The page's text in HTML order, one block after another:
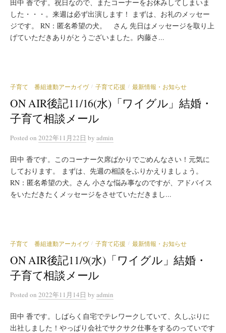
田中 香です。祝日なので、またコーナーをお休みしてしまいま
した・・・。来週は必ず出演します！ まずは、お礼のメッセー
ジです。 RN：匿名希望の犬。 さん 先日はメッセージを取り上
げていただきありがとうございました。内藤さ...
子育て 番組連動アーカイヴ / 子育て応援 / 最新情報・お知らせ
ON AIR後記11/16(水)「ワイグル」結婚・
子育て相談メール
Posted on 2022年11月22日 by admin
田中 香です。このコーナー欠席ばかりでごめんなさい！元気に
しております。 まずは、先週の相談をふりかえりましょう。
RN：匿名希望の犬。さん 小さな悩み事なのですが、アドバイス
をいただきたくメッセージをさせていただきまし...
子育て 番組連動アーカイヴ / 子育て応援 / 最新情報・お知らせ
ON AIR後記11/9(水)「ワイグル」結婚・
子育て相談メール
Posted on 2022年11月14日 by admin
田中 香です。しばらく自宅でテレワークしていて、久しぶりに
出社しました！やっぱり会社でサクサク仕事をするのっていです